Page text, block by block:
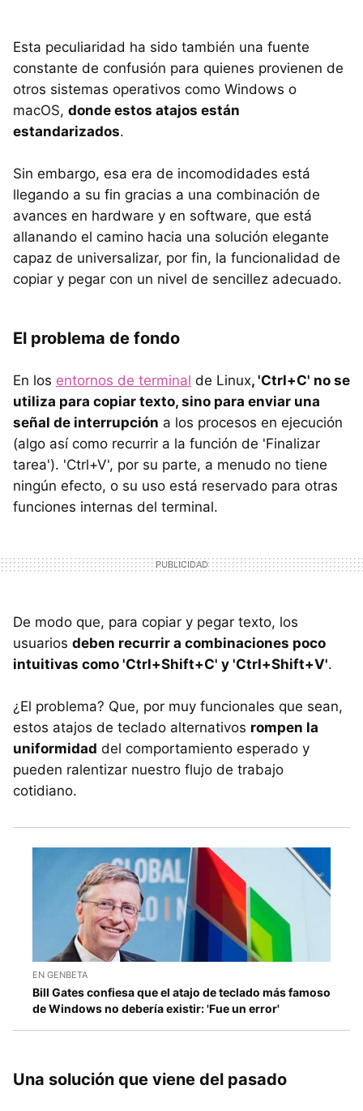
Esta peculiaridad ha sido también una fuente
constante de confusión para quienes provienen de
otros sistemas operativos como Windows o
macOS, donde estos atajos están
estandarizados.
Sin embargo, esa era de incomodidades está
llegando a su fin gracias a una combinación de
avances en hardware y en software, que está
allanando el camino hacia una solución elegante
capaz de universalizar, por fin, la funcionalidad de
copiar y pegar con un nivel de sencillez adecuado.
El problema de fondo
En los entornos de terminal de Linux, 'Ctrl+C' no se
utiliza para copiar texto, sino para enviar una
señal de interrupción a los procesos en ejecución
(algo así como recurrir a la función de 'Finalizar
tarea'). 'Ctrl+V', por su parte, a menudo no tiene
ningún efecto, o su uso está reservado para otras
funciones internas del terminal.
De modo que, para copiar y pegar texto, los
usuarios deben recurrir a combinaciones poco
intuitivas como 'Ctrl+Shift+C' y 'Ctrl+Shift+V'.
¿El problema? Que, por muy funcionales que sean,
estos atajos de teclado alternativos rompen la
uniformidad del comportamiento esperado y
pueden ralentizar nuestro flujo de trabajo
cotidiano.
EN GENBETA
Bill Gates confiesa que el atajo de teclado más famoso
de Windows no debería existir: 'Fue un error'
Una solución que viene del pasado